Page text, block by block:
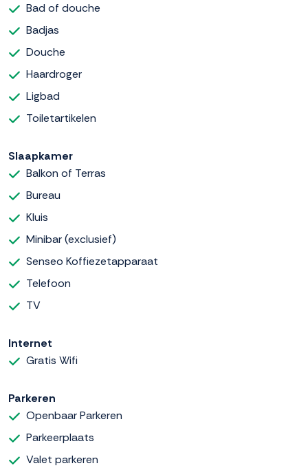
Bad of douche
Badjas
Douche
Haardroger
Ligbad
Toiletartikelen
Slaapkamer
Balkon of Terras
Bureau
Kluis
Minibar (exclusief)
Senseo Koffiezetapparaat
Telefoon
TV
Internet
Gratis Wifi
Parkeren
Openbaar Parkeren
Parkeerplaats
Valet parkeren